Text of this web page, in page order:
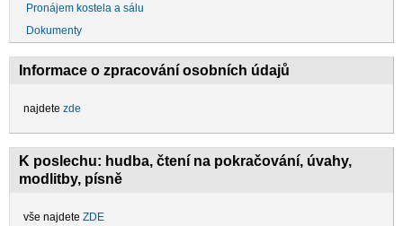
Pronájem kostela a sálu
Dokumenty
Informace o zpracování osobních údajů
najdete zde
K poslechu: hudba, čtení na pokračování, úvahy,
modlitby, písně
vše najdete ZDE